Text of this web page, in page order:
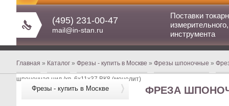
(495) 231-00-47
mail@in-stan.ru
Поставки
инструмента
Контакты
Главная » Каталог » Фрезы - купить в Москве » Фрезы шпоночные »
шпоночная цил./хв. 6х11х37 ВК8 (монолит)
ФРЕЗА
Фрезы - купить в Москве